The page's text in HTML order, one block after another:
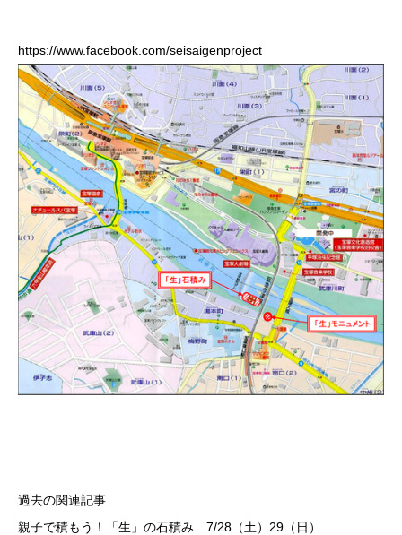
https://www.facebook.com/seisaigenproject
過去の関連記事
親子で積もう！「生」の石積み 7/28（土）29（日）